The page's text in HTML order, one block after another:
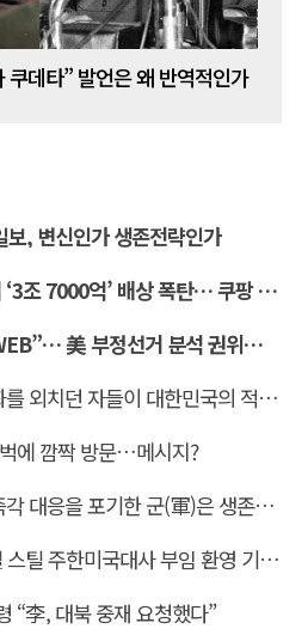
데타” 발언은 왜 반역적인가
, 변신인가 생존전략인가
과징금 6000억 이어 ‘3조 7000억’ 배상 폭탄… 쿠팡 때리기에 한미 통상 ‘초비상’
“한국의 금기어 A-WEB”… 美 부정선거 분석 권위자 프랭크 박사가 작심 비판한 한국 ‘선거 공작’의 실체
[김태산 칼럼] 민주화를 외치던 자들이 대한민국의 적이고 간첩이었다
에 깜짝 방문…메시지?
[박필규 안보칼럼] 즉각 대응을 포기한 군(軍)은 생존할 수 없다
31일 광화문서 ‘미셸 스틸 주한미국대사 부임 환영 기자회견’… 80여 개 단체 집결
“李, 대북 중재 요청했다”